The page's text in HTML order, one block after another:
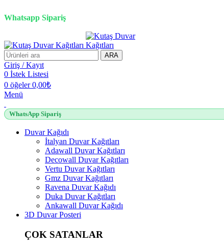
Whatsapp Sipariş
ARA
Giriş / Kayıt
0 İstek Listesi
0 öğeler 0,00₺
Menü
WhatsApp Sipariş
Duvar Kağıdı
İtalyan Duvar Kağıtları
Adawall Duvar Kağıtları
Decowall Duvar Kağıtları
Vertu Duvar Kağıtları
Gmz Duvar Kağıtları
Ravena Duvar Kağıdı
Duka Duvar Kağıtları
Ankawall Duvar Kağıdı
3D Duvar Posteri
ÇOK SATANLAR